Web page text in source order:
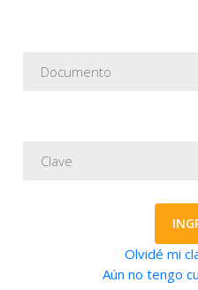
Olvidé mi
Aún no tengo